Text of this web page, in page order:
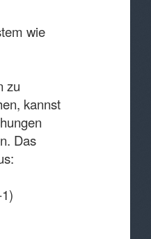
wie
zu
kannst
Das